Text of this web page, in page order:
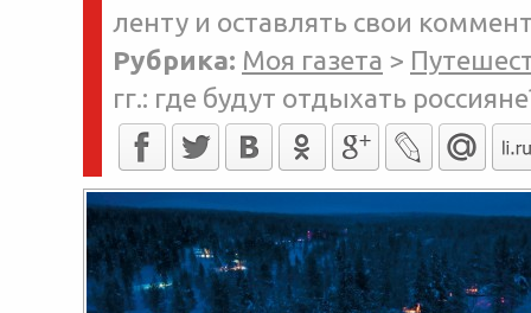
ленту и оставлять свои
Рубрика: Моя газета >
гг.: где будут отдыхать